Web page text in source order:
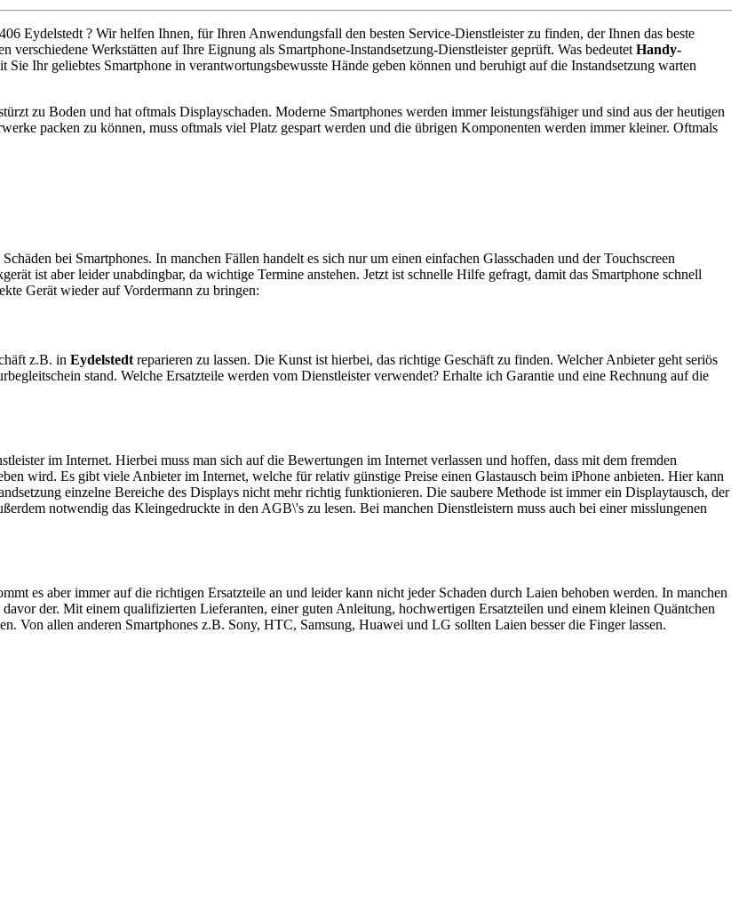
Eydelstedt ? Wir helfen Ihnen, für Ihren Anwendungsfall den besten Service-Dienstleister zu finden, der Ihnen das beste
Werkstätten auf Ihre Eignung als Smartphone-Instandsetzung-Dienstleister geprüft. Was bedeutet Handy-
Ihr geliebtes Smartphone in verantwortungsbewusste Hände geben können und beruhigt auf die Instandsetzung warten
zu Boden und hat oftmals Displayschaden. Moderne Smartphones werden immer leistungsfähiger und sind aus der heutigen
packen zu können, muss oftmals viel Platz gespart werden und die übrigen Komponenten werden immer kleiner. Oftmals
bei Smartphones. In manchen Fällen handelt es sich nur um einen einfachen Glasschaden und der Touchscreen
ist aber leider unabdingbar, da wichtige Termine anstehen. Jetzt ist schnelle Hilfe gefragt, damit das Smartphone schnell
Gerät wieder auf Vordermann zu bringen:
z.B. in Eydelstedt reparieren zu lassen. Die Kunst ist hierbei, das richtige Geschäft zu finden. Welcher Anbieter geht seriös
stand. Welche Ersatzteile werden vom Dienstleister verwendet? Erhalte ich Garantie und eine Rechnung auf die
im Internet. Hierbei muss man sich auf die Bewertungen im Internet verlassen und hoffen, dass mit dem fremden
wird. Es gibt viele Anbieter im Internet, welche für relativ günstige Preise einen Glastausch beim iPhone anbieten. Hier kann
einzelne Bereiche des Displays nicht mehr richtig funktionieren. Die saubere Methode ist immer ein Displaytausch, der
notwendig das Kleingedruckte in den AGB\'s zu lesen. Bei manchen Dienstleistern muss auch bei einer misslungenen
es aber immer auf die richtigen Ersatzteile an und leider kann nicht jeder Schaden durch Laien behoben werden. In manchen
der. Mit einem qualifizierten Lieferanten, einer guten Anleitung, hochwertigen Ersatzteilen und einem kleinen Quäntchen
Von allen anderen Smartphones z.B. Sony, HTC, Samsung, Huawei und LG sollten Laien besser die Finger lassen.